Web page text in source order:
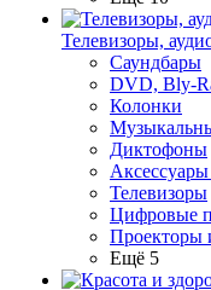
Телевизоры,
Саундбары
DVD, Bly-
Колонки
Диктофоны
Телевизоры
Цифровые
Проекторы
Ещё 5